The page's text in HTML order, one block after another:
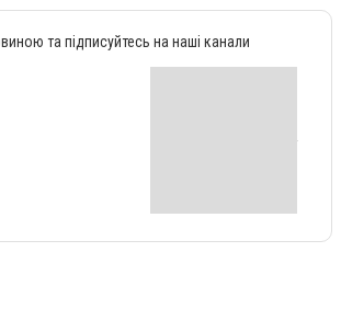
та підписуйтесь на наші канали